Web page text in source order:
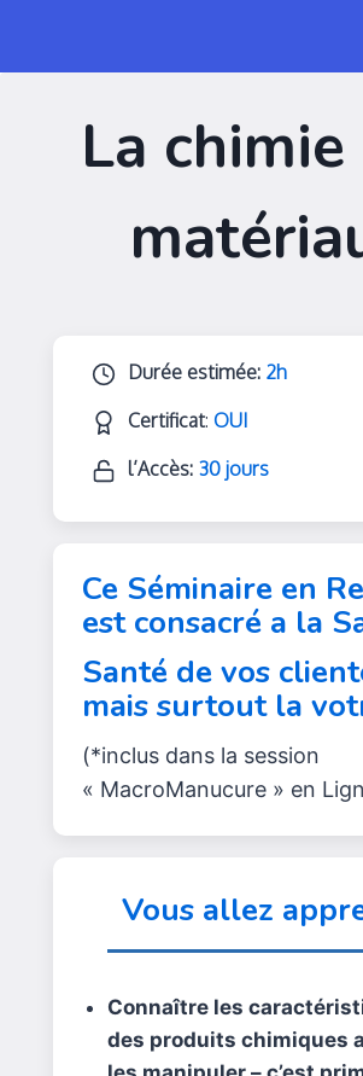
La chimie
Durée estimée: 2h
Certificat: OUI
l’Accès: 30 jours
Ce Séminaire en
est consacré a la
Santé de vos
mais surtout la
(*inclus dans la session
« MacroManucure » en
Vous allez
Connaître les
des produits chimiques